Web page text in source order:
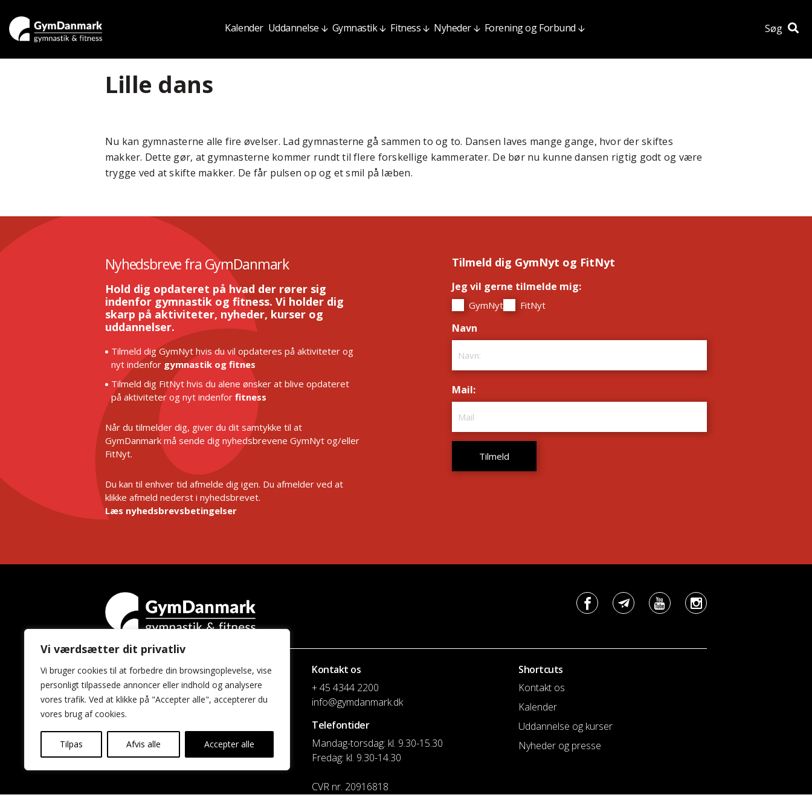
Vi værdsætter dit privatliv
Vi bruger cookies til at forbedre din browsingoplevelse, vise
personligt tilpassede annoncer eller indhold og analysere
vores trafik. Ved at klikke på "Accepter alle", accepterer du
vores brug af cookies.
Tilpas Afvis alle Accepter alle
Kalender Uddannelse Gymnastik Fitness Nyheder Forening og Forbund Søg
Lille dans
Nu kan gymnasterne alle fire øvelser. Lad gymnasterne gå sammen to og to. Dansen laves mange gange, hvor der skiftes
makker. Dette gør, at gymnasterne kommer rundt til flere forskellige kammerater. De bør nu kunne dansen rigtig godt og være
trygge ved at skifte makker. De får pulsen op og et smil på læben.
Nyhedsbreve fra GymDanmark
Hold dig opdateret på hvad der rører sig
indenfor gymnastik og fitness. Vi holder dig
skarp på aktiviteter, nyheder, kurser og
uddannelser.
Tilmeld dig GymNyt hvis du vil opdateres på aktiviteter og
nyt indenfor gymnastik og fitnes
Tilmeld dig FitNyt hvis du alene ønsker at blive opdateret
på aktiviteter og nyt indenfor fitness
Når du tilmelder dig, giver du dit samtykke til at
GymDanmark må sende dig nyhedsbrevene GymNyt og/eller
FitNyt.
Du kan til enhver tid afmelde dig igen. Du afmelder ved at
klikke afmeld nederst i nyhedsbrevet.
Læs nyhedsbrevsbetingelser
Tilmeld dig GymNyt og FitNyt
Jeg vil gerne tilmelde mig:
GymNyt FitNyt
Navn
Mail:
GymDanmark
Idrættens Hus
Brøndby Stadion 20
2605 Brøndby
Kontakt os
+ 45 4344 2200
info@gymdanmark.dk
Telefontider
Mandag-torsdag: kl. 9.30-15.30
Fredag: kl. 9.30-14.30
CVR nr. 20916818
Shortcuts
Kontakt os
Kalender
Uddannelse og kurser
Nyheder og presse